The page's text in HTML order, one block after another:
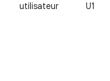
utilisateur
U1